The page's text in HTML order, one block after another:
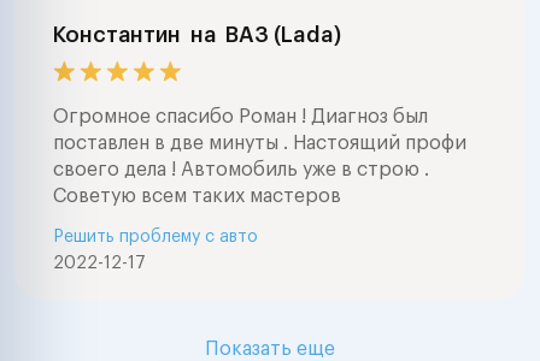
Константин на ВАЗ (Lada)
Огромное спасибо Роман ! Диагноз был
поставлен в две минуты . Настоящий профи
своего дела ! Автомобиль уже в строю .
Советую всем таких мастеров
2022-12-17
Решить проблему с авто
Показать еще